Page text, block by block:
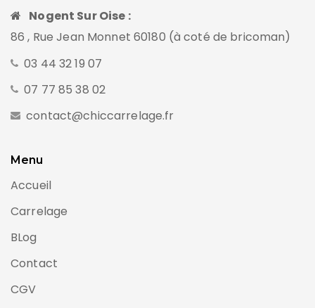
Nogent Sur Oise :
86 , Rue Jean Monnet 60180 (à coté de bricoman)
03 44 32 19 07
07 77 85 38 02
contact@chiccarrelage.fr
Menu
Accueil
Carrelage
BLog
Contact
CGV